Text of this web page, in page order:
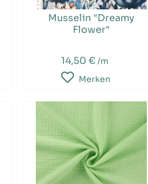
Musselin "Dreamy
Flower"
14,50 € /m
Merken